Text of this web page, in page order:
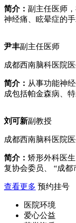
简介： 副主任医师
神经痛、眩晕症的
尹丰副主任医师
成都西南脑科医院
简介： 从事功能神
成包括帕金森病、
刘可新副教授
成都西南脑科医院
简介： 矫形外科医
复协会委员、 “成
查看更多 预约挂号
医院环境
爱心公益